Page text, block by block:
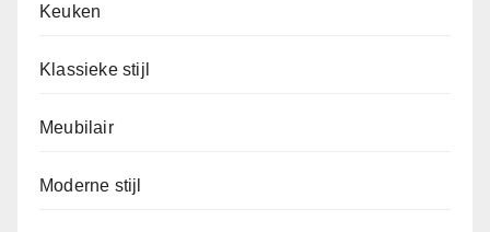
Keuken
Klassieke stijl
Meubilair
Moderne stijl